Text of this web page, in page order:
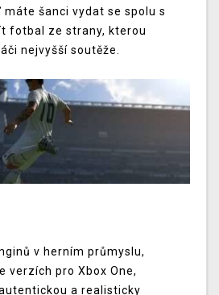
šanci vydat se spolu s
fotbal ze strany, kterou
nejvyšší soutěže.
v herním průmyslu,
verzích pro Xbox One,
a realisticky